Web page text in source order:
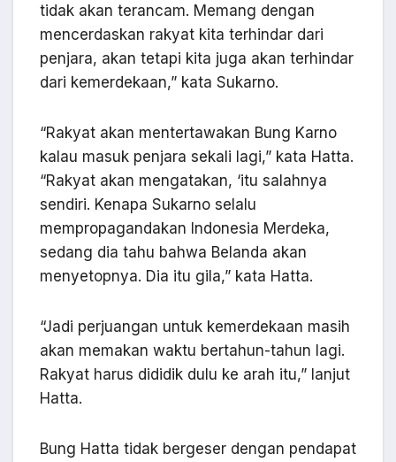
tidak akan terancam. Memang dengan
mencerdaskan rakyat kita terhindar dari
penjara, akan tetapi kita juga akan terhindar
dari kemerdekaan,” kata Sukarno.
“Rakyat akan mentertawakan Bung Karno
kalau masuk penjara sekali lagi,” kata Hatta.
“Rakyat akan mengatakan, ‘itu salahnya
sendiri. Kenapa Sukarno selalu
mempropagandakan Indonesia Merdeka,
sedang dia tahu bahwa Belanda akan
menyetopnya. Dia itu gila,” kata Hatta.
“Jadi perjuangan untuk kemerdekaan masih
akan memakan waktu bertahun-tahun lagi.
Rakyat harus dididik dulu ke arah itu,” lanjut
Hatta.
Bung Hatta tidak bergeser dengan pendapat